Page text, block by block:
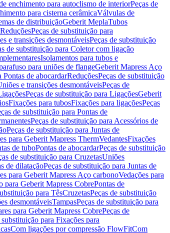
enchimento para autoclismo de interiorPeças de
para cisterna cerâmicaVálvulas de
de distribuiçãoGeberit MeplaTubos
ReduçõesPeças de substituição para
e transições desmontáveisPeças de substituição
de substituição para Coletor com ligação
Isolamentos para tubos e
para uniões de flangeGeberit Mapress Aço
Pontas de abocardarReduçõesPeças de substituição
e transições desmontáveisPeças de
Peças de substituição para LigaçõesGeberit
Fixações para tubosFixações para ligaçõesPeças
de substituição para Pontas de
Peças de substituição para Acessórios de
Peças de substituição para Juntas de
para Geberit Mapress ThermVedantesFixações
de tuboPontas de abocardarPeças de substituição
de substituição para CruzetasUniões
de dilataçãoPeças de substituição para Juntas de
para Geberit Mapress Aço carbonoVedações para
para Geberit Mapress CobrePontas de
para TêsCruzetasPeças de substituição
desmontáveisTampasPeças de substituição para
para Geberit Mapress CobrePeças de
substituição para Fixações para
Com ligações por compressão FlowFitCom